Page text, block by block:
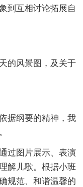
到互相讨论拓展自
的风景图，及关于
据纲要的精神，我
过图片展示、表演
解儿歌。根据小班
规范、和谐温馨的